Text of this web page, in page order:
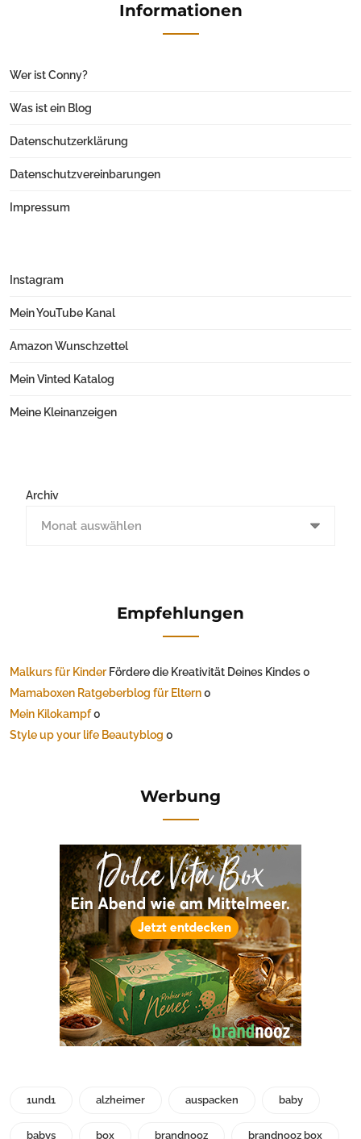
Informationen
Wer ist Conny?
Was ist ein Blog
Datenschutzerklärung
Datenschutzvereinbarungen
Impressum
Instagram
Mein YouTube Kanal
Amazon Wunschzettel
Mein Vinted Katalog
Meine Kleinanzeigen
Archiv
Empfehlungen
Malkurs für Kinder Fördere die Kreativität Deines Kindes 0
Mamaboxen Ratgeberblog für Eltern0
Mein Kilokampf0
Style up your life Beautyblog 0
Werbung
1und1 alzheimer auspacken baby
babys box brandnooz brandnooz box